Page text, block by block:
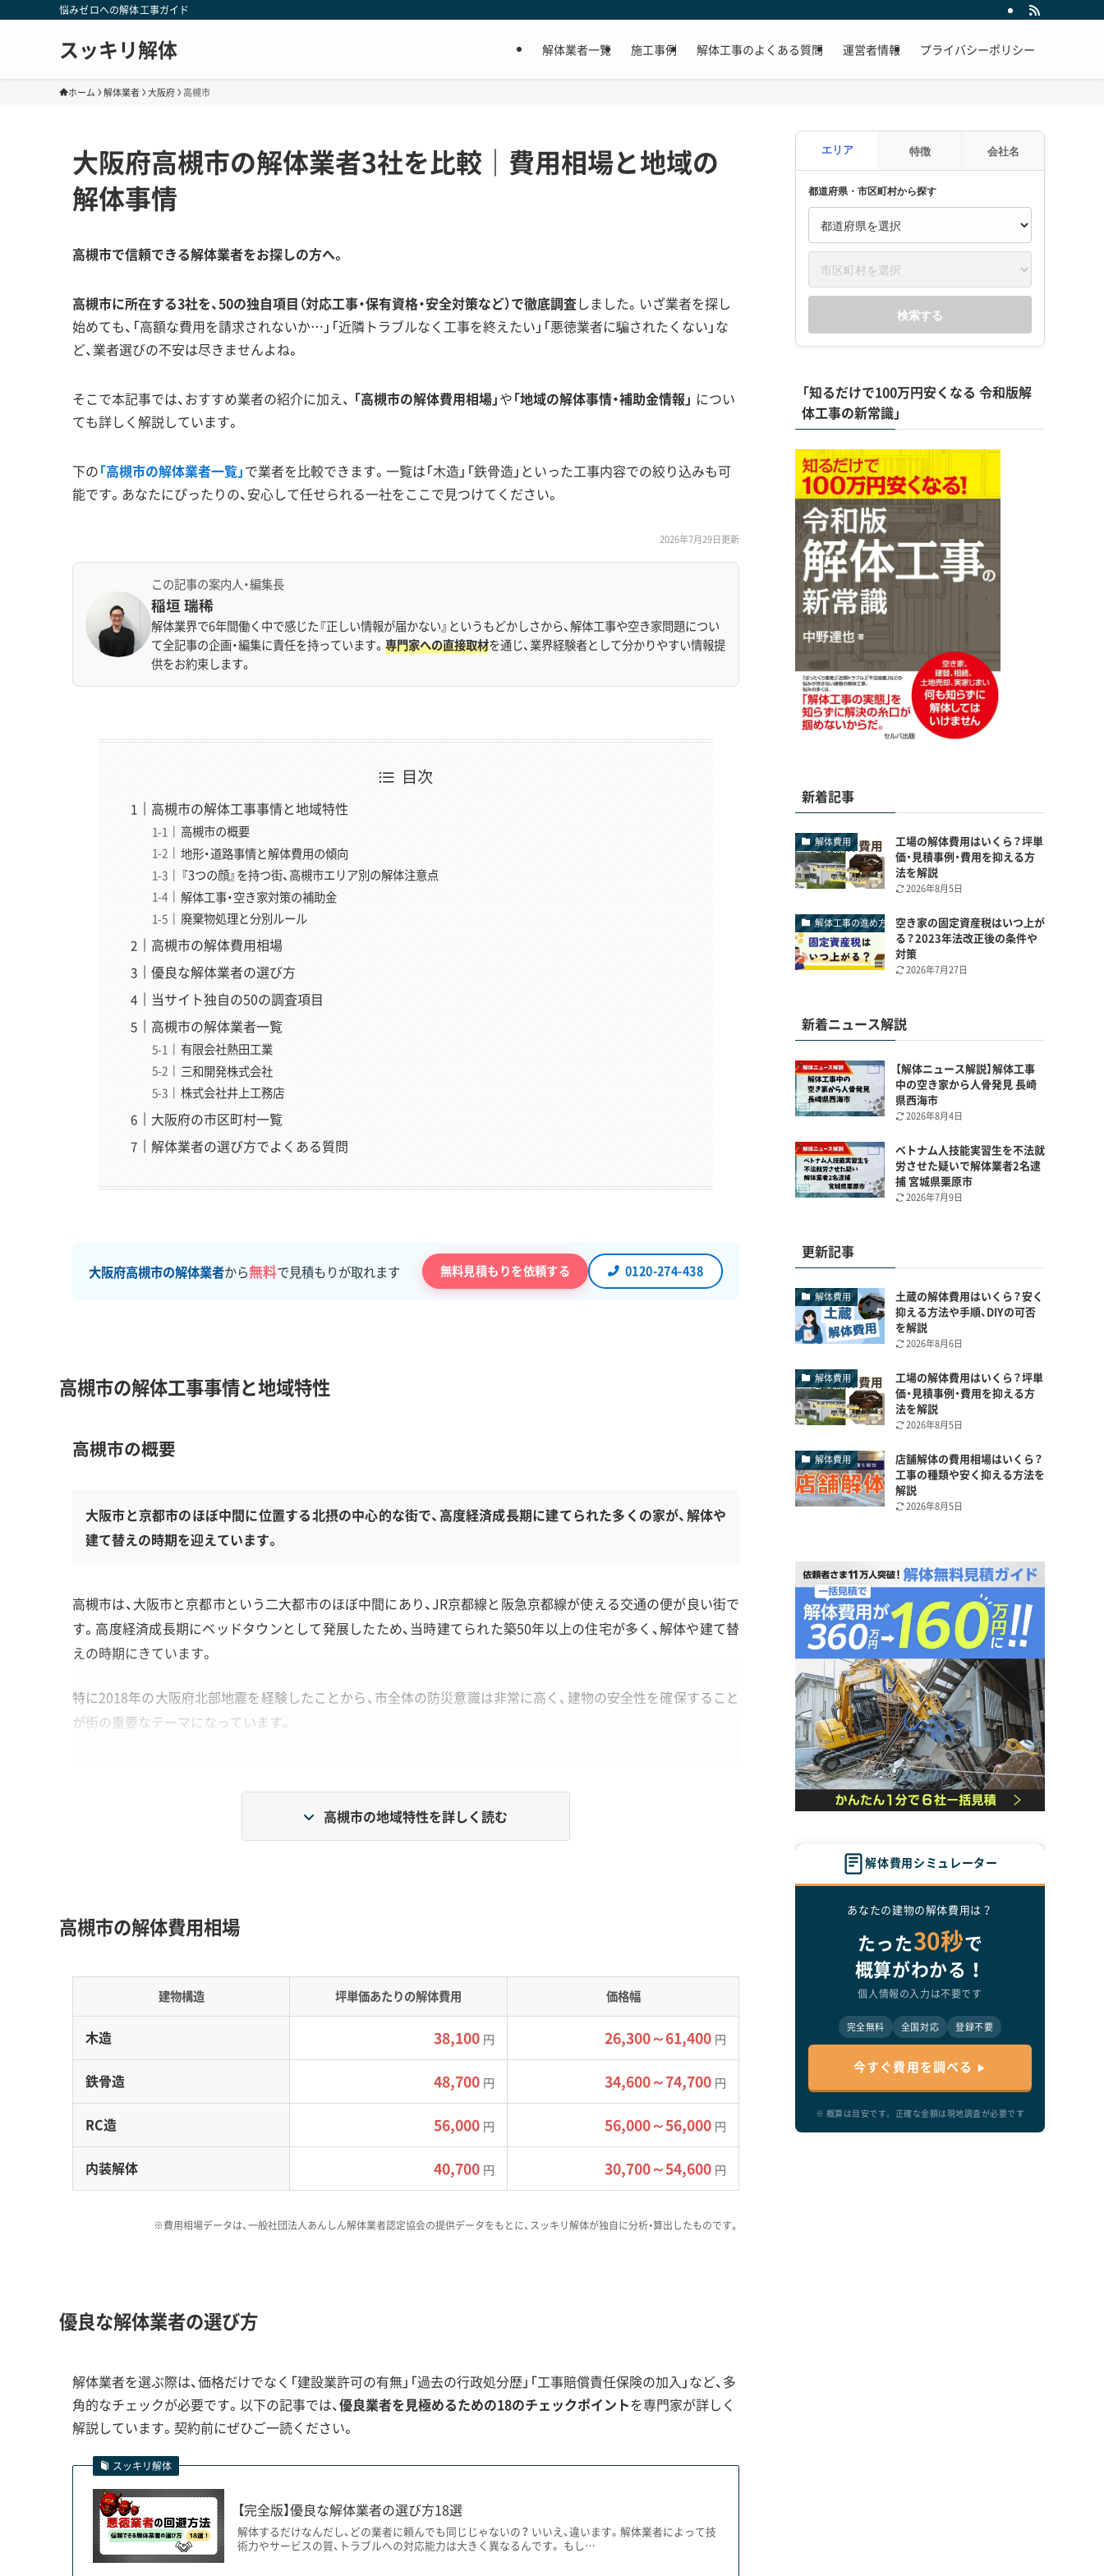
悩みゼロへの解体工事ガイド
スッキリ解体 解体業者一覧 施工事例 解体工事のよくある質問 運営者情報 プライバシーポリシー
ホーム 解体業者 大阪府 高槻市
大阪府高槻市の解体業者3社を比較｜費用相場と地域の
解体事情
高槻市で信頼できる解体業者をお探しの方へ。
高槻市に所在する3社を、50の独自項目（対応工事・保有資格・安全対策など）で徹底調査しました。いざ業者を探し
始めても、「高額な費用を請求されないか…」「近隣トラブルなく工事を終えたい」「悪徳業者に騙されたくない」な
ど、業者選びの不安は尽きませんよね。
そこで本記事では、おすすめ業者の紹介に加え、 「高槻市の解体費用相場」や「地域の解体事情・補助金情報」 につい
ても詳しく解説しています。
下の「高槻市の解体業者一覧」で業者を比較できます。一覧は「木造」「鉄骨造」といった工事内容での絞り込みも可
能です。あなたにぴったりの、安心して任せられる一社をここで見つけてください。
2026年7月29日更新
この記事の案内人・編集長
稲垣 瑞稀
解体業界で6年間働く中で感じた『正しい情報が届かない』というもどかしさから、解体工事や空き家問題につい
て全記事の企画・編集に責任を持っています。 専門家への直接取材を通じ、業界経験者として分かりやすい情報提
供をお約束します。
目次
高槻市の解体工事事情と地域特性
高槻市の概要
地形・道路事情と解体費用の傾向
『3つの顔』を持つ街、高槻市エリア別の解体注意点
解体工事・空き家対策の補助金
廃棄物処理と分別ルール
高槻市の解体費用相場
優良な解体業者の選び方
当サイト独自の50の調査項目
高槻市の解体業者一覧
有限会社熱田工業
三和開発株式会社
株式会社井上工務店
大阪府の市区町村一覧
解体業者の選び方でよくある質問
大阪府高槻市の解体業者から無料で見積もりが取れます 無料見積もりを依頼する 0120-274-438
高槻市の解体工事事情と地域特性
高槻市の概要
大阪市と京都市のほぼ中間に位置する北摂の中心的な街で、高度経済成長期に建てられた多くの家が、解体や
建て替えの時期を迎えています。
高槻市は、大阪市と京都市という二大都市のほぼ中間にあり、JR京都線と阪急京都線が使える交通の便が良い街で
す。高度経済成長期にベッドタウンとして発展したため、当時建てられた築50年以上の住宅が多く、解体や建て替
えの時期にきています。
特に2018年の大阪府北部地震を経験したことから、市全体の防災意識は非常に高く、建物の安全性を確保すること
が街の重要なテーマになっています。
地形・道路事情と解体費用の傾向
地形の特徴： 北部の「日吉台」や「南平台」のような丘陵地には、山を切り開いたニュータウンが広がっています。
市を東西に走る国道171号線は、慢性的に渋滞しやすい主要道路です。一方で富田地区などの旧市街
地には、城下町だった頃のまま、トラックが入れないような4m未満の狭い道が網の目のように残っています。
費用への影響：丘陵地では古い擁壁の補強や直しに追加費用がかかる可能性があります。また、道が狭かったり
階段があったりして重機が入れない現場では、人の手で壊し、小さなトラックで何度も廃材を運び出す必要があ
り、坪単価が平地の1.5倍から2倍に上がることも珍しくありません。
私がこれまでに見てきた失敗例で特に多いのが、古い擁壁の崩落トラブル
です。高槻市のような丘陵地では、見積もりの段階で『擁壁の安全性』につ
いて具体的に説明し、必要な場合は補強の提案までしてくれる業者を選ぶ
『3つの顔』を持つ街、高槻市エリア別の解体注意点
北部丘陵地の擁壁リスク、歴史地区の景観への配慮、駅周辺の工事の制約など、エリアごとの特性を深く理解す
ることが重要です。
高槻市での解体工事は、場所によって注意点が大きく変わります。まず、日吉台や南平台といった北部丘陵地のニ
ュータウンでは、造成から半世紀以上が経ち、宅地を支える「擁壁」の老朽化が深刻な問題です。建物を解体すると
土からの圧力バランスが崩れ、擁壁が壊れる危険があるため、工事前に擁壁の状態調査や補強計画が欠かせませ
ん。
高槻市の地域特性を詳しく読む
高槻市の解体費用相場
建物構造 坪単価あたりの解体費用 価格幅
木造 38,100 円 26,300～61,400 円
鉄骨造 48,700 円 34,600～74,700 円
RC造 56,000 円 56,000～56,000 円
内装解体 40,700 円 30,700～54,600 円
※費用相場データは、一般社団法人あんしん解体業者認定協会の提供データをもとに、スッキリ解体が独自に分析・算出したものです。
優良な解体業者の選び方
解体業者を選ぶ際は、価格だけでなく「建設業許可の有無」「過去の行政処分歴」「工事賠償責任保険の加入」など、多
角的なチェックが必要です。以下の記事では、優良業者を見極めるための18のチェックポイントを専門家が詳しく
解説しています。契約前にぜひご一読ください。
スッキリ解体
【完全版】優良な解体業者の選び方18選
解体するだけなんだし、どの業者に頼んでも同じじゃないの？ いいえ、違います。解体業者によって技
術力やサービスの質、トラブルへの対応能力は大きく異なるんです。 もし…
エリア 特徴 会社名
都道府県・市区町村から探す
検索する
「知るだけで100万円安くなる 令和版解
体工事の新常識」
新着記事
解体費用
工場の解体費用はいくら？坪単
価・見積事例・費用を抑える方
法を解説
2026年8月5日
解体工事の進め方
空き家の固定資産税はいつ上が
る？2023年法改正後の条件や
対策
2026年7月27日
新着ニュース解説
【解体ニュース解説】解体工事
中の空き家から人骨発見 長崎
県西海市
2026年8月4日
ベトナム人技能実習生を不法就
労させた疑いで解体業者2名逮
捕 宮城県栗原市
2026年7月9日
更新記事
解体費用
土蔵の解体費用はいくら？安く
抑える方法や手順、DIYの可否
を解説
2026年8月6日
解体費用
工場の解体費用はいくら？坪単
価・見積事例・費用を抑える方
法を解説
2026年8月5日
解体費用
店舗解体の費用相場はいくら？
工事の種類や安く抑える方法を
解説
2026年8月5日
解体費用シミュレーター
あなたの建物の解体費用は？
たった30秒で
概算がわかる！
個人情報の入力は不要です
完全無料 全国対応 登録不要
今すぐ費用を調べる
※ 概算は目安です。正確な金額は現地調査が必要です